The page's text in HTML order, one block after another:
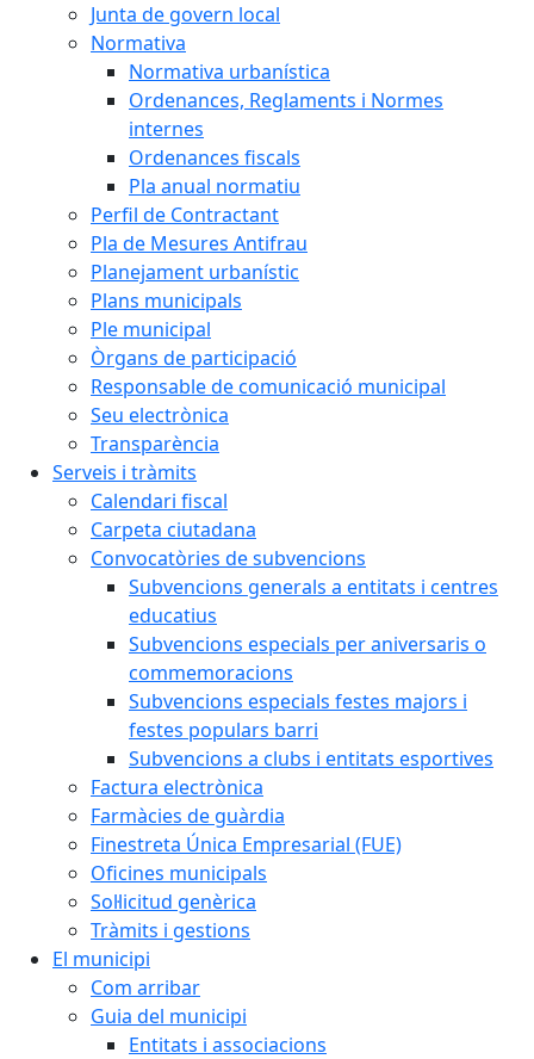
Junta de govern local
Normativa
Normativa urbanística
Ordenances, Reglaments i Normes
internes
Ordenances fiscals
Pla anual normatiu
Perfil de Contractant
Pla de Mesures Antifrau
Planejament urbanístic
Plans municipals
Ple municipal
Òrgans de participació
Responsable de comunicació municipal
Seu electrònica
Transparència
Serveis i tràmits
Calendari fiscal
Carpeta ciutadana
Convocatòries de subvencions
Subvencions generals a entitats i centres
educatius
Subvencions especials per aniversaris o
commemoracions
Subvencions especials festes majors i
festes populars barri
Subvencions a clubs i entitats esportives
Factura electrònica
Farmàcies de guàrdia
Finestreta Única Empresarial (FUE)
Oficines municipals
Sol·licitud genèrica
Tràmits i gestions
El municipi
Com arribar
Guia del municipi
Entitats i associacions